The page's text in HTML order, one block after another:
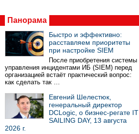
Панорама
Быстро и эффективно:
расставляем приоритеты
при настройке SIEM
После приобретения системы
управления инцидентами ИБ (SIEM) перед
организацией встаёт практический вопрос:
как сделать так …
Евгений Шелестюк,
генеральный директор
DCLogic, о бизнес-регате IT
SAILING DAY, 13 августа
2026 г.